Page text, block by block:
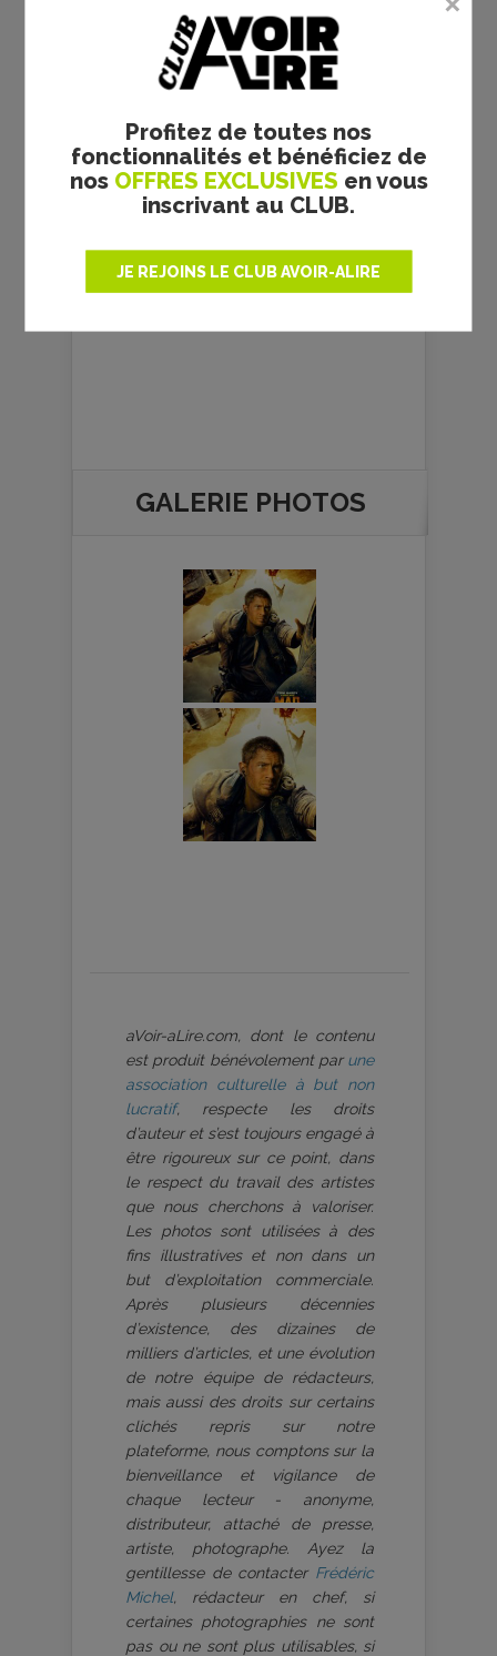
Profitez de toutes nos
fonctionnalités et bénéficiez de
nos OFFRES EXCLUSIVES en vous
inscrivant au CLUB.
JE REJOINS LE CLUB AVOIR-ALIRE
GALERIE PHOTOS
aVoir-aLire.com, dont le contenu
est produit bénévolement par une
association culturelle à but non
lucratif, respecte les droits
d’auteur et s’est toujours engagé à
être rigoureux sur ce point, dans
le respect du travail des artistes
que nous cherchons à valoriser.
Les photos sont utilisées à des
fins illustratives et non dans un
but d’exploitation commerciale.
Après plusieurs décennies
d’existence, des dizaines de
milliers d’articles, et une évolution
de notre équipe de rédacteurs,
mais aussi des droits sur certains
clichés repris sur notre
plateforme, nous comptons sur la
bienveillance et vigilance de
chaque lecteur - anonyme,
distributeur, attaché de presse,
artiste, photographe. Ayez la
gentillesse de contacter Frédéric
Michel, rédacteur en chef, si
certaines photographies ne sont
pas ou ne sont plus utilisables, si